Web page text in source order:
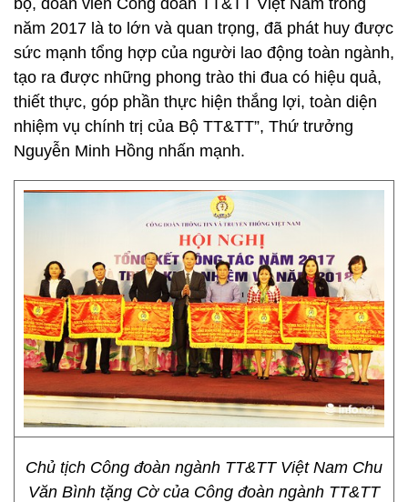
bộ, đoàn viên Công đoàn TT&TT Việt Nam trong
năm 2017 là to lớn và quan trọng, đã phát huy được
sức mạnh tổng hợp của người lao động toàn ngành,
tạo ra được những phong trào thi đua có hiệu quả,
thiết thực, góp phần thực hiện thắng lợi, toàn diện
nhiệm vụ chính trị của Bộ TT&TT”, Thứ trưởng
Nguyễn Minh Hồng nhấn mạnh.
Chủ tịch Công đoàn ngành TT&TT Việt Nam Chu
Văn Bình tặng Cờ của Công đoàn ngành TT&TT